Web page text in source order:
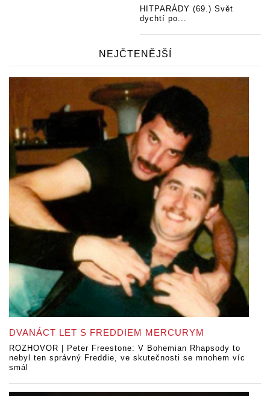
HITPARÁDY (69.) Svět
dychtí po...
NEJČTENĚJŠÍ
DVANÁCT LET S FREDDIEM MERCURYM
ROZHOVOR | Peter Freestone: V Bohemian Rhapsody to
nebyl ten správný Freddie, ve skutečnosti se mnohem víc
smál